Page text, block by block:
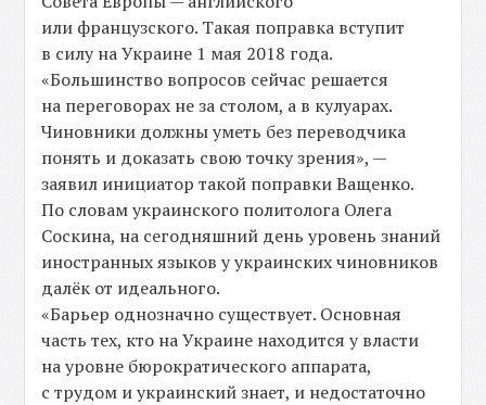
или французского. Такая поправка вступит
в силу на Украине 1 мая 2018 года.
«Большинство вопросов сейчас решается
на переговорах не за столом, а в кулуарах.
Чиновники должны уметь без переводчика
понять и доказать свою точку зрения», —
заявил инициатор такой поправки Ващенко.
По словам украинского политолога Олега
Соскина, на сегодняшний день уровень знаний
иностранных языков у украинских чиновников
далёк от идеального.
«Барьер однозначно существует. Основная
часть тех, кто на Украине находится у власти
на уровне бюрократического аппарата,
с трудом и украинский знает, и недостаточно